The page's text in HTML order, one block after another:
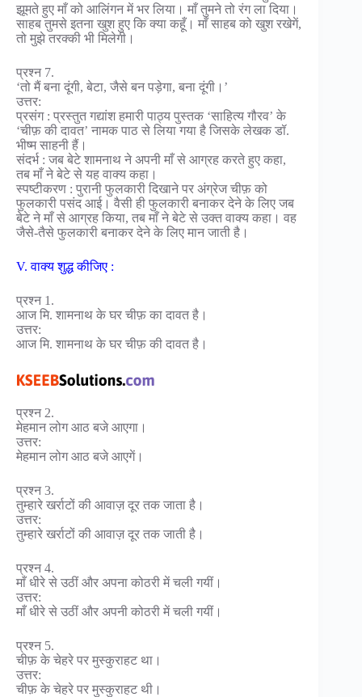
झूमते हुए माँ को आलिंगन में भर लिया। माँ तुमने तो रंग ला दिया।
साहब तुमसे इतना खुश हुए कि क्या कहूँ। माँ साहब को खुश रखेगें,
तो मुझे तरक्की भी मिलेगी।
प्रश्न 7.
‘तो मैं बना दूंगी, बेटा, जैसे बन पड़ेगा, बना दूंगी।’
उत्तर:
प्रसंग : प्रस्तुत गद्यांश हमारी पाठ्य पुस्तक ‘साहित्य गौरव’ के
‘चीफ़ की दावत’ नामक पाठ से लिया गया है जिसके लेखक डॉ.
भीष्म साहनी हैं।
संदर्भ : जब बेटे शामनाथ ने अपनी माँ से आग्रह करते हुए कहा,
तब माँ ने बेटे से यह वाक्य कहा।
स्पष्टीकरण : पुरानी फुलकारी दिखाने पर अंग्रेज चीफ़ को
फुलकारी पसंद आई। वैसी ही फुलकारी बनाकर देने के लिए जब
बेटे ने माँ से आग्रह किया, तब माँ ने बेटे से उक्त वाक्य कहा। वह
जैसे-तैसे फुलकारी बनाकर देने के लिए मान जाती है।
V. वाक्य शुद्ध कीजिए :
प्रश्न 1.
आज मि. शामनाथ के घर चीफ़ का दावत है।
उत्तर:
आज मि. शामनाथ के घर चीफ़ की दावत है।
प्रश्न 2.
मेहमान लोग आठ बजे आएगा।
उत्तर:
मेहमान लोग आठ बजे आएगें।
प्रश्न 3.
तुम्हारे खर्राटों की आवाज़ दूर तक जाता है।
उत्तर:
तुम्हारे खर्राटों की आवाज़ दूर तक जाती है।
प्रश्न 4.
माँ धीरे से उठीं और अपना कोठरी में चली गयीं।
उत्तर:
माँ धीरे से उठीं और अपनी कोठरी में चली गयीं।
प्रश्न 5.
चीफ़ के चेहरे पर मुस्कुराहट था।
उत्तर:
चीफ़ के चेहरे पर मुस्कुराहट थी।